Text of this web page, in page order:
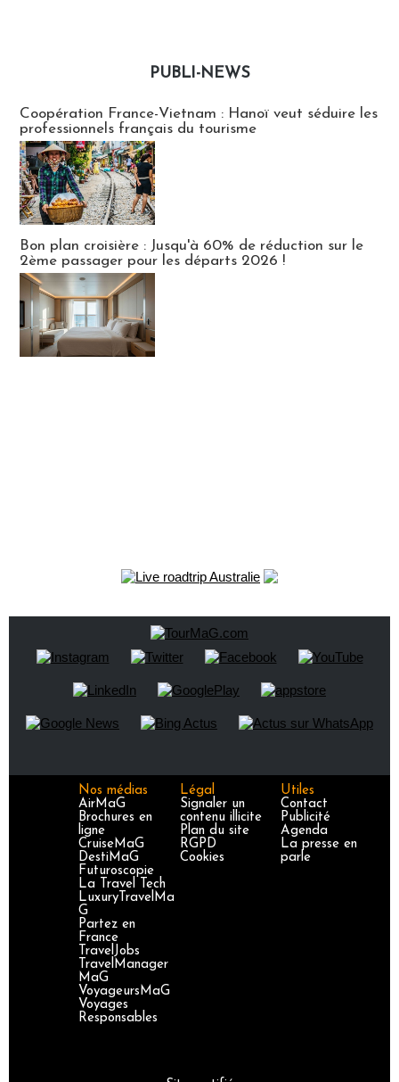
PUBLI-NEWS
Coopération France-Vietnam : Hanoï veut séduire les
professionnels français du tourisme
Bon plan croisière : Jusqu'à 60% de réduction sur le
2ème passager pour les départs 2026 !
Nos médias
AirMaG
Brochures en
ligne
CruiseMaG
DestiMaG
Futuroscopie
La Travel Tech
LuxuryTravelMa
G
Partez en
France
TravelJobs
TravelManager
MaG
VoyageursMaG
Voyages
Responsables
Légal
Signaler un
contenu illicite
Plan du site
RGPD
Cookies
Utiles
Contact
Publicité
Agenda
La presse en
parle